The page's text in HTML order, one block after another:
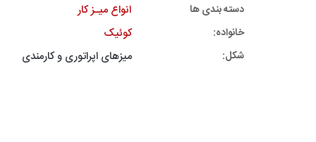
دسته بندی ها انواع میـز کار
خانواده: کوئیک
شکل: میزهای اپراتوری و کارمندی